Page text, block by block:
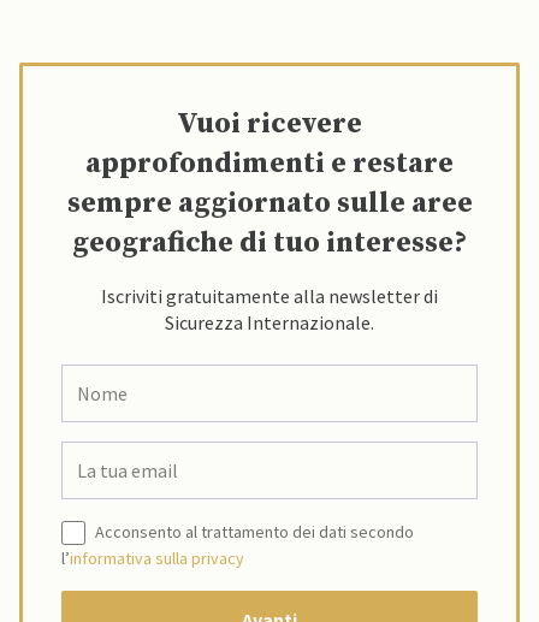
Vuoi ricevere
approfondimenti e restare
sempre aggiornato sulle aree
geografiche di tuo interesse?
Iscriviti gratuitamente alla newsletter di
Sicurezza Internazionale.
Acconsento al trattamento dei dati secondo
l’informativa sulla privacy